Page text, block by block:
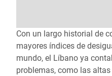
Con un largo historial de
mayores índices de
mundo, el Líbano ya
problemas, como las